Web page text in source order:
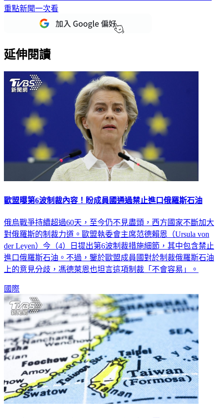
重點新聞一次看
延伸閱讀
歐盟曝第6波制裁內容！盼成員國通過禁止進口俄羅斯石油
俄烏戰爭持續超過60天，至今仍不見盡頭，西方國家不斷加大
對俄羅斯的制裁力道。歐盟執委會主席范德賴恩（Ursula von
der Leyen）今（4）日提出第6波制裁措施細節，其中包含禁止
進口俄羅斯石油。不過，鑒於歐盟成員國對於制裁俄羅斯石油
上的意見分歧，馮德萊恩也坦言這項制裁「不會容易」。
國際